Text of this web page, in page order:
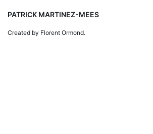
PATRICK MARTINEZ-MEES
Created by Florent Ormond.